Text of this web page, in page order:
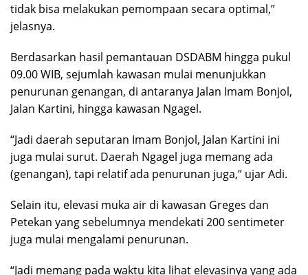
tidak bisa melakukan pemompaan secara optimal,”
jelasnya.
Berdasarkan hasil pemantauan DSDABM hingga pukul
09.00 WIB, sejumlah kawasan mulai menunjukkan
penurunan genangan, di antaranya Jalan Imam Bonjol,
Jalan Kartini, hingga kawasan Ngagel.
“Jadi daerah seputaran Imam Bonjol, Jalan Kartini ini
juga mulai surut. Daerah Ngagel juga memang ada
(genangan), tapi relatif ada penurunan juga,” ujar Adi.
Selain itu, elevasi muka air di kawasan Greges dan
Petekan yang sebelumnya mendekati 200 sentimeter
juga mulai mengalami penurunan.
“Jadi memang pada waktu kita lihat elevasinya yang ada